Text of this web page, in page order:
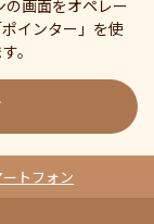
の画面をオペレー
インター」を使
。
トフォン